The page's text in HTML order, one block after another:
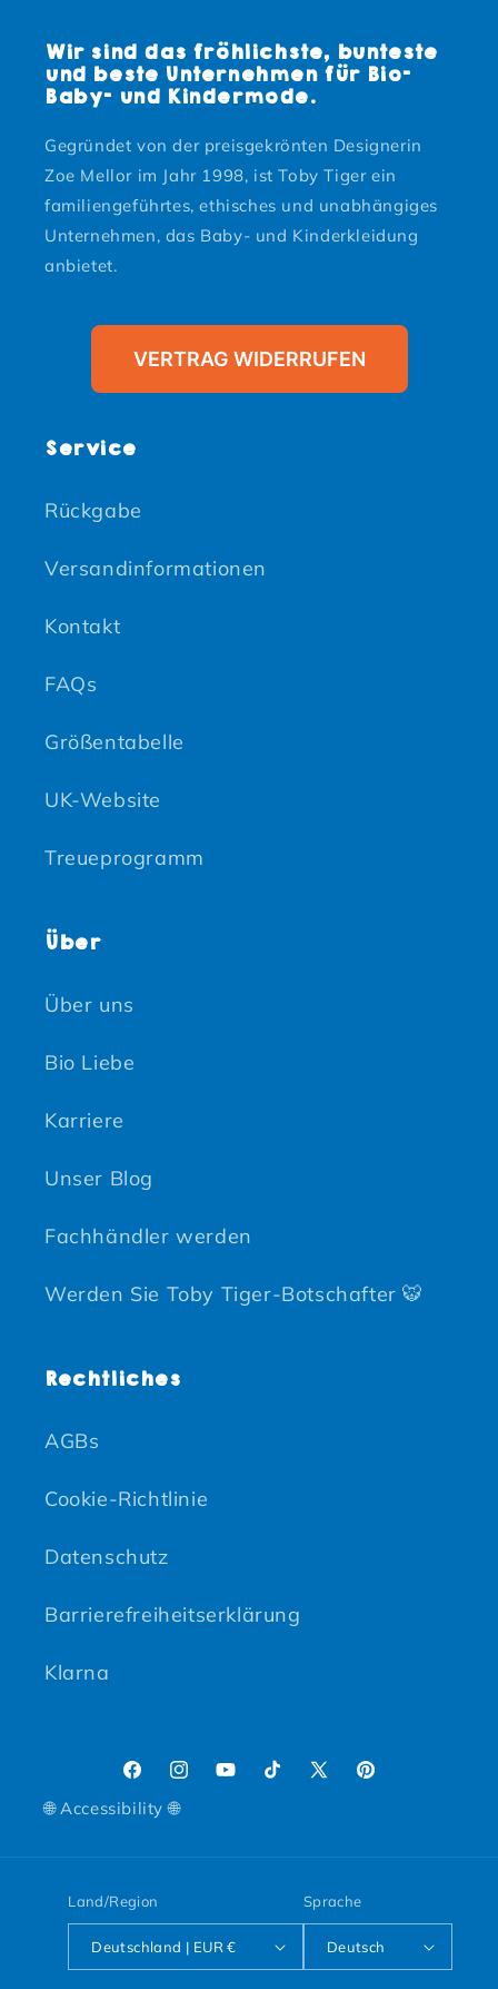
Wir sind das fröhlichste, bunteste
und beste Unternehmen für Bio-
Baby- und Kindermode.
Gegründet von der preisgekrönten Designerin
Zoe Mellor im Jahr 1998, ist Toby Tiger ein
familiengeführtes, ethisches und unabhängiges
Unternehmen, das Baby- und Kinderkleidung
anbietet.
VERTRAG WIDERRUFEN
Service
Rückgabe
Versandinformationen
Kontakt
FAQs
Größentabelle
UK-Website
Treueprogramm
Über
Über uns
Bio Liebe
Karriere
Unser Blog
Fachhändler werden
Werden Sie Toby Tiger-Botschafter 🐯
Rechtliches
AGBs
Cookie-Richtlinie
Datenschutz
Barrierefreiheitserklärung
Klarna
FacebookInstagram
YouTubeTikTokX (Twitter)
Pinterest
🌐 Accessibility 🌐
Land/Region
Deutschland | EUR €
Sprache
Deutsch